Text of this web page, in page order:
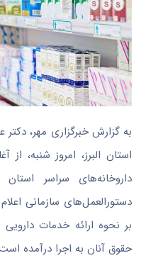
به گزارش خبرگزاری مهر،
استان البرز، امروز شنبه،
داروخانه‌های سراسر
دستورالعمل‌های سازمانی
بر نحوه ارائه خدمات
حقوق آنان به اجرا درآمده